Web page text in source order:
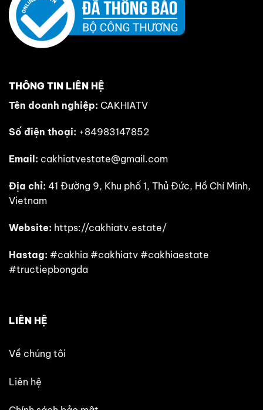
THÔNG TIN LIÊN HỆ
Tên doanh nghiệp: CAKHIATV
Số điện thoại: +84983147852
Email: cakhiatvestate@gmail.com
Địa chỉ: 41 Đường 9, Khu phố 1, Thủ Đức, Hồ Chí Minh,
Vietnam
Website: https://cakhiatv.estate/
Hastag: #cakhia #cakhiatv #cakhiaestate
#tructiepbongda
LIÊN HỆ
Về chúng tôi
Liên hệ